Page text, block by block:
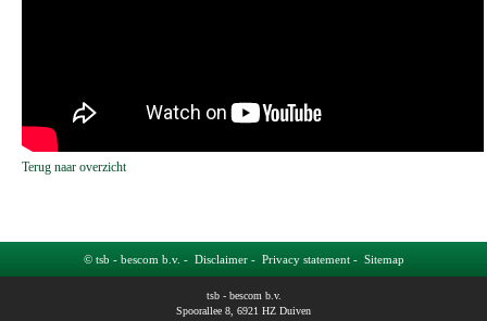
Terug naar overzicht
© tsb - bescom b.v. - Disclaimer- Privacy statement- Sitemap
tsb - bescom b.v.
Spoorallee 8, 6921 HZ Duiven